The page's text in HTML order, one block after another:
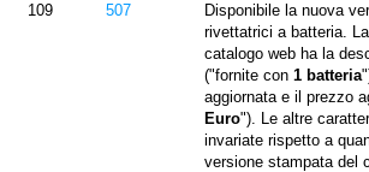
109 507
Disponibile la nuova
rivettatrici a batteria.
catalogo web ha la
("fornite con 1 batteria
aggiornata e il prezzo
Euro"). Le altre
invariate rispetto a
versione stampata del